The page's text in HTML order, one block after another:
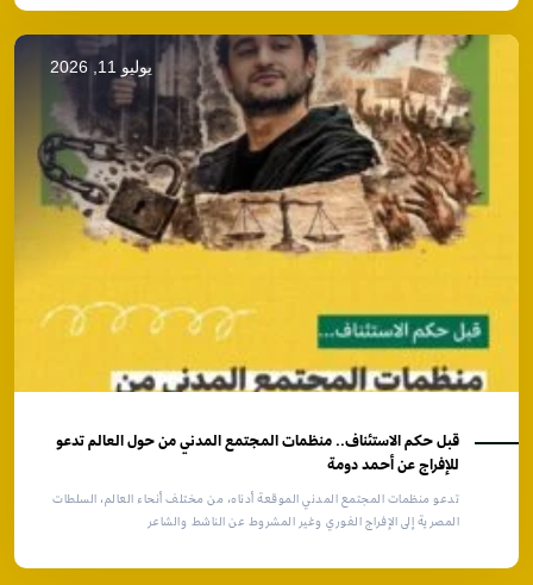
يوليو 11, 2026
قبل حكم الاستئناف.. منظمات المجتمع المدني من حول العالم تدعو
للإفراج عن أحمد دومة
تدعو منظمات المجتمع المدني الموقعة أدناه، من مختلف أنحاء العالم، السلطات
المصرية إلى الإفراج الفوري وغير المشروط عن الناشط والشاعر